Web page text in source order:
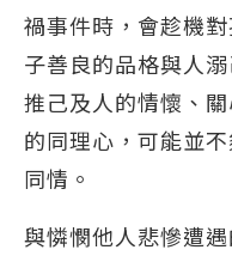
禍事件時，會趁機
子善良的品格與人
推己及人的情懷、
的同理心，可能並
同情。
與憐憫他人悲慘遭